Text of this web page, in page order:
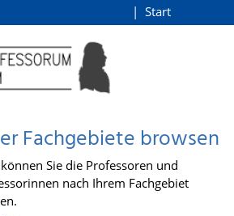
Start
Fachgebiete browsen
Sie die Professoren und
nach Ihrem Fachgebiet